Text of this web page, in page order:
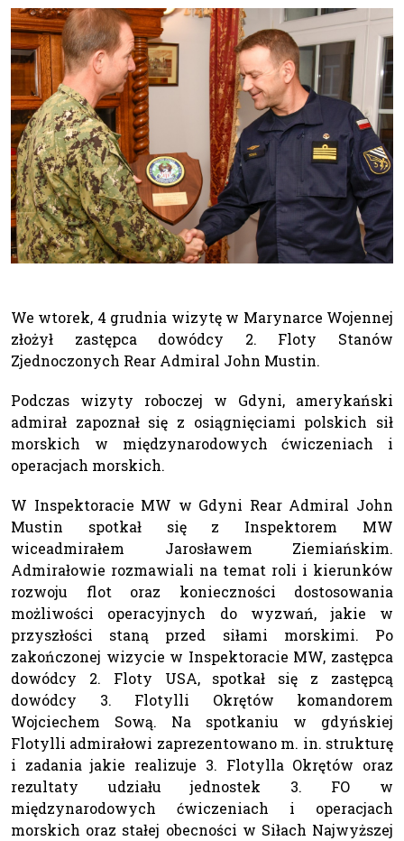
We wtorek, 4 grudnia wizytę w Marynarce Wojennej
złożył zastępca dowódcy 2. Floty Stanów
Zjednoczonych Rear Admiral John Mustin.
Podczas wizyty roboczej w Gdyni, amerykański
admirał zapoznał się z osiągnięciami polskich sił
morskich w międzynarodowych ćwiczeniach i
operacjach morskich.
W Inspektoracie MW w Gdyni Rear Admiral John
Mustin spotkał się z Inspektorem MW
wiceadmirałem Jarosławem Ziemiańskim.
Admirałowie rozmawiali na temat roli i kierunków
rozwoju flot oraz konieczności dostosowania
możliwości operacyjnych do wyzwań, jakie w
przyszłości staną przed siłami morskimi. Po
zakończonej wizycie w Inspektoracie MW, zastępca
dowódcy 2. Floty USA, spotkał się z zastępcą
dowódcy 3. Flotylli Okrętów komandorem
Wojciechem Sową. Na spotkaniu w gdyńskiej
Flotylli admirałowi zaprezentowano m. in. strukturę
i zadania jakie realizuje 3. Flotylla Okrętów oraz
rezultaty udziału jednostek 3. FO w
międzynarodowych ćwiczeniach i operacjach
morskich oraz stałej obecności w Siłach Najwyższej